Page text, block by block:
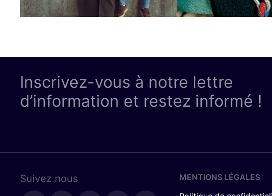
Inscrivez-vous à notre lettre
d’information et restez informé !
Suivez nous
MENTIONS LÉGALES